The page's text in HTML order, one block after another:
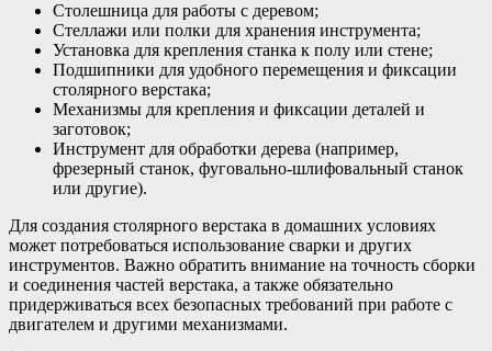
Столешница для работы с деревом;
Стеллажи или полки для хранения инструмента;
Установка для крепления станка к полу или стене;
Подшипники для удобного перемещения и фиксации
столярного верстака;
Механизмы для крепления и фиксации деталей и
заготовок;
Инструмент для обработки дерева (например,
фрезерный станок, фуговально-шлифовальный станок
или другие).
Для создания столярного верстака в домашних условиях
может потребоваться использование сварки и других
инструментов. Важно обратить внимание на точность сборки
и соединения частей верстака, а также обязательно
придерживаться всех безопасных требований при работе с
двигателем и другими механизмами.